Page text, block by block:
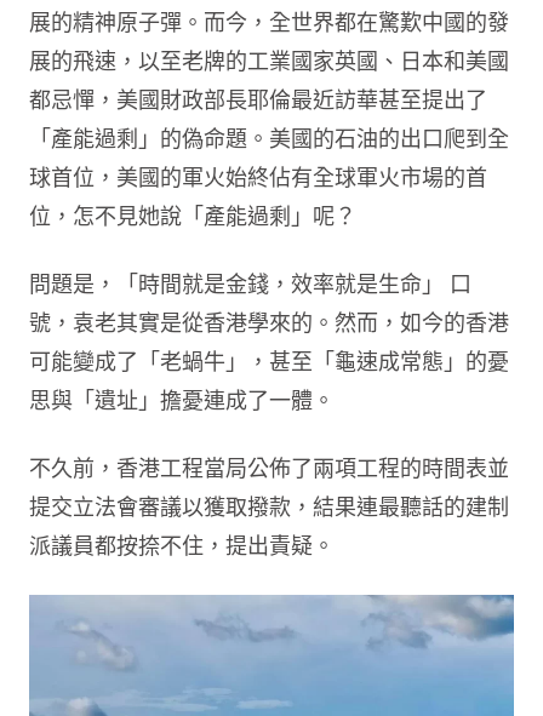
展的精神原子彈。而今，全世界都在驚歎中國的發
展的飛速，以至老牌的工業國家英國、日本和美國
都忌憚，美國財政部長耶倫最近訪華甚至提出了
「產能過剩」的偽命題。美國的石油的出口爬到全
球首位，美國的軍火始終佔有全球軍火市場的首
位，怎不見她說「產能過剩」呢？
問題是，「時間就是金錢，效率就是生命」 口
號，袁老其實是從香港學來的。然而，如今的香港
可能變成了「老蝸牛」，甚至「龜速成常態」的憂
思與「遺址」擔憂連成了一體。
不久前，香港工程當局公佈了兩項工程的時間表並
提交立法會審議以獲取撥款，結果連最聽話的建制
派議員都按捺不住，提出責疑。